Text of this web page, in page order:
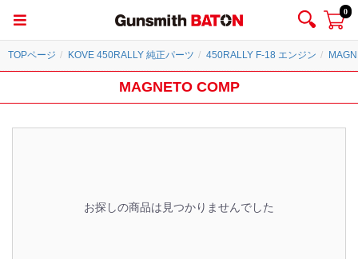
0
TOPページ KOVE 450RALLY 純正パーツ 450RALLY F-18 エンジン
MAGNETO COMP
お探しの商品は見つかりませんでした